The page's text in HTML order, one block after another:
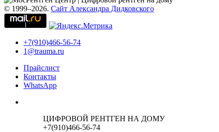
© 1999–2026. Сайт Александра Дидковского
+7(910)466-56-74
1@trauma.ru
Прайслист
Контакты
WhatsApp
ЦИФРОВОЙ РЕНТГЕН НА ДОМУ
+7(910)466-56-74